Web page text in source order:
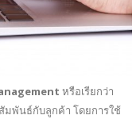
หรือเรียกว่า
มพันธ์กับลูกค้า โดยการใช้